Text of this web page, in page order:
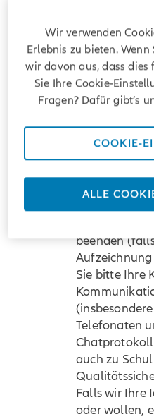
aufnehmen.
erfolgen oder
aus dem
den
mit uns auch
Plattformen
Telefonaten
darauf hin
uns
beenden
Sie bitte Ihre
Telefonaten
auch zu
Falls wir Ihre
oder wollen,
Wir verwenden
Erlebnis zu bieten.
wir davon aus, dass
Sie Ihre Cookie-
Fragen? Dafür gibt’s
COOKIE-
ALLE